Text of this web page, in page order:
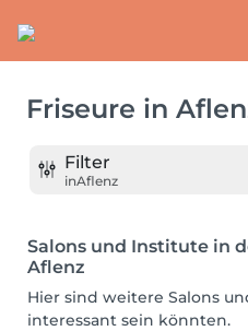
Friseure in
Filter
inAflenz
Salons und Institute in
Aflenz
Hier sind weitere Salons
interessant sein könnten.